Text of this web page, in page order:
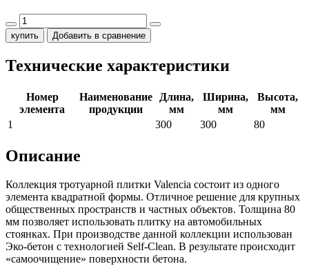
купить Добавить в сравнение
Технические характеристики
Номер
элемента
Наименование
продукции
Длина,
мм
Ширина,
мм
Высота,
мм
1
300 300 80
Описание
Коллекция тротуарной плитки Valencia состоит из одного
элемента квадратной формы. Отличное решение для крупных
общественных пространств и частных объектов. Толщина 80
мм позволяет использовать плитку на автомобильных
стоянках. При производстве данной коллекции использован
Эко-бетон с технологией Self-Clean. В результате происходит
«самоочищение» поверхности бетона.